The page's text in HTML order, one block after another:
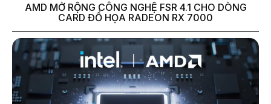
AMD MỞ RỘNG CÔNG NGHỆ FSR 4.1 CHO DÒNG
CARD ĐỒ HỌA RADEON RX 7000